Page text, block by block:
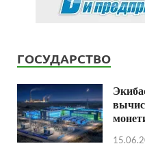
ГОСУДАРСТВО